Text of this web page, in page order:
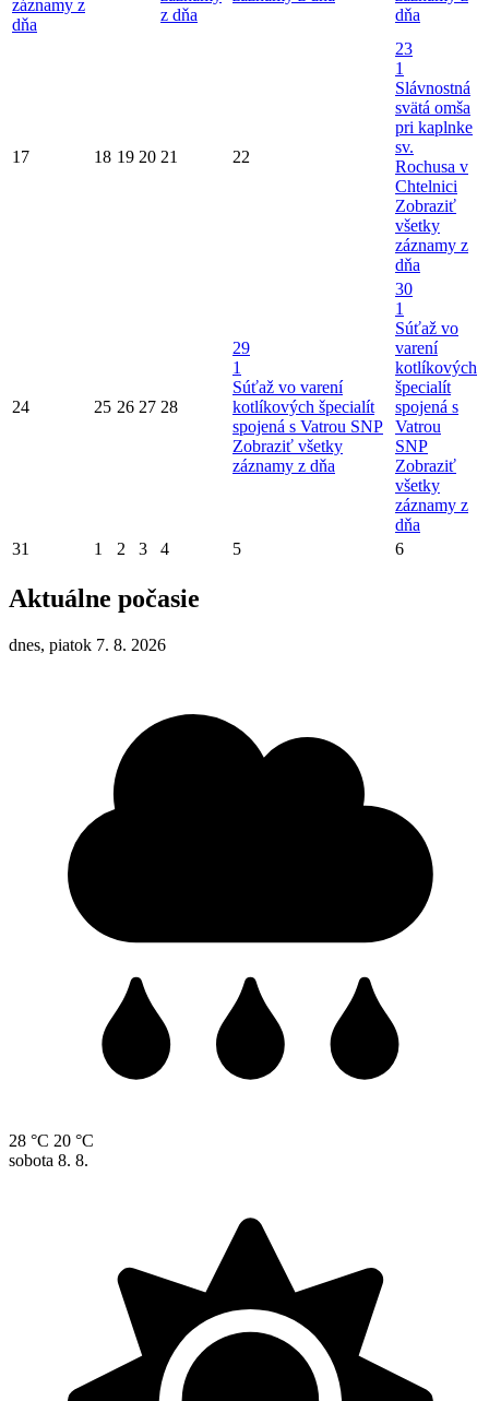
záznamy z
dňa
z dňa
dňa
17 18 19 20 21 22
23
1
Slávnostná
svätá omša
pri kaplnke
sv.
Rochusa v
Chtelnici
Zobraziť
všetky
záznamy z
dňa
24 25 26 27 28
29
1
Súťaž vo varení
kotlíkových špecialít
spojená s Vatrou SNP
Zobraziť všetky
záznamy z dňa
30
1
Súťaž vo
varení
kotlíkových
špecialít
spojená s
Vatrou
SNP
Zobraziť
všetky
záznamy z
dňa
31
1 2 3 4 5 6
Aktuálne počasie
dnes, piatok 7. 8. 2026
28 °C 20 °C
sobota 8. 8.